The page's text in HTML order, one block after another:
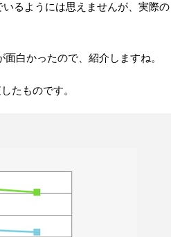
るようには思えませんが、実際の
白かったので、紹介しますね。
たものです。